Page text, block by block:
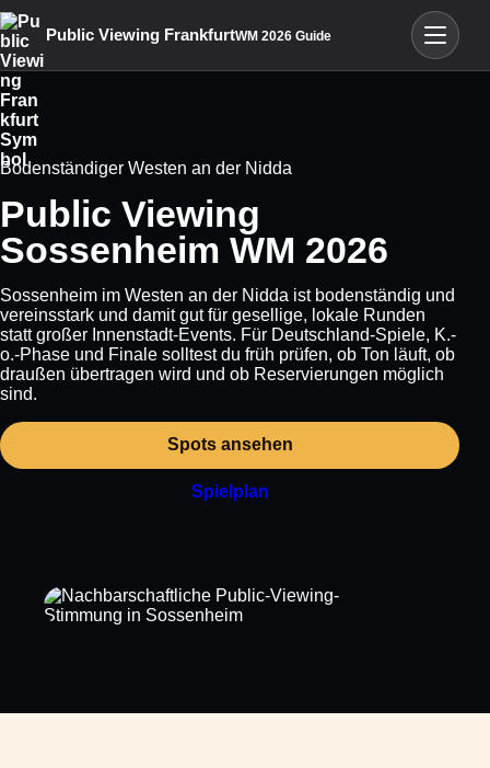
Public Viewing FrankfurtWM 2026 Guide
Menü
Bodenständiger Westen an der Nidda
Public Viewing
Sossenheim WM 2026
Sossenheim im Westen an der Nidda ist bodenständig und
vereinsstark und damit gut für gesellige, lokale Runden
statt großer Innenstadt-Events. Für Deutschland-Spiele, K.-
o.-Phase und Finale solltest du früh prüfen, ob Ton läuft, ob
draußen übertragen wird und ob Reservierungen möglich
sind.
Spots ansehen
Spielplan